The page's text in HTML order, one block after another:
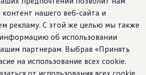
нашего веб-сайта и
рекламу. С этой же целью мы также
об использовании
партнерам. Выбрав «Принять
на использование всех cookie.
от использования всех cookie,
для Вашего ID.
(Upgrades)
Data